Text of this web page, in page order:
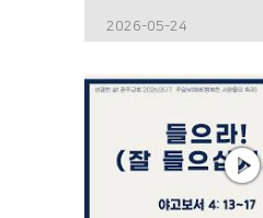
2026-05-24